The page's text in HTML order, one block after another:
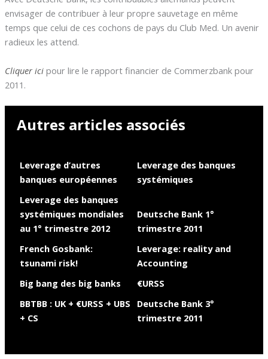
envisager de contribuer à leur propre sauvetage en même
temps que celui de ces cochons de pays du Club Med. Un avenir
radieux les attend.
Cliquer icipour lire le rapport financier de Commerzbank pour
2011.
Autres articles associés
Leverage d’autres
banques européennes
Leverage des banques
systémiques
Leverage des banques
systémiques mondiales
au 1° trimestre 2012
Deutsche Bank 1°
trimestre 2011
French Gosbank:
tsunami risk!
Leverage: reality and
Accounting
Big bang des big banks
€URSS
BBTBB : UK + €URSS + UBS
+ CS
Deutsche Bank 3°
trimestre 2011